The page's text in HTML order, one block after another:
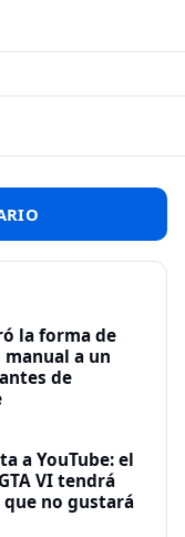
la forma de
a un
de
a YouTube: el
VI tendrá
no gustará